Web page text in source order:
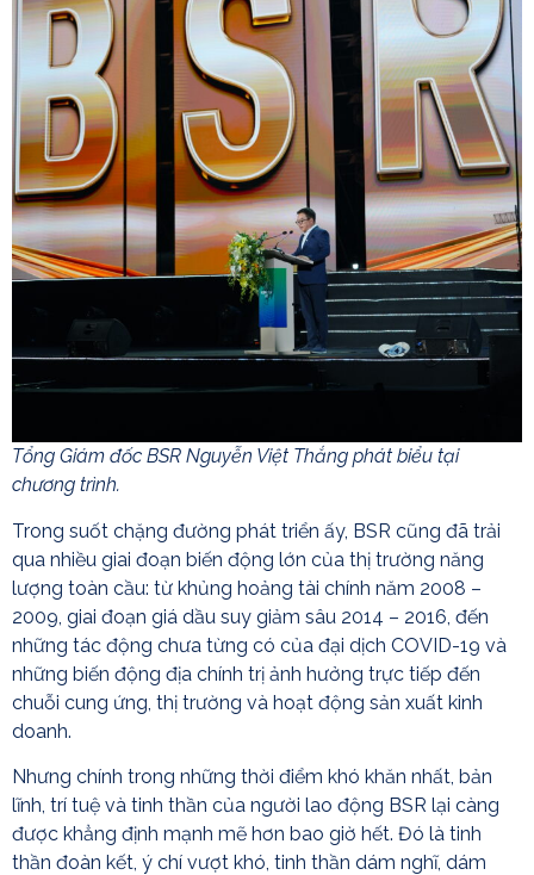
Tổng Giám đốc BSR Nguyễn Việt Thắng phát biểu tại
chương trình.
Trong suốt chặng đường phát triển ấy, BSR cũng đã trải
qua nhiều giai đoạn biến động lớn của thị trường năng
lượng toàn cầu: từ khủng hoảng tài chính năm 2008 –
2009, giai đoạn giá dầu suy giảm sâu 2014 – 2016, đến
những tác động chưa từng có của đại dịch COVID-19 và
những biến động địa chính trị ảnh hưởng trực tiếp đến
chuỗi cung ứng, thị trường và hoạt động sản xuất kinh
doanh.
Nhưng chính trong những thời điểm khó khăn nhất, bản
lĩnh, trí tuệ và tinh thần của người lao động BSR lại càng
được khẳng định mạnh mẽ hơn bao giờ hết. Đó là tinh
thần đoàn kết, ý chí vượt khó, tinh thần dám nghĩ, dám